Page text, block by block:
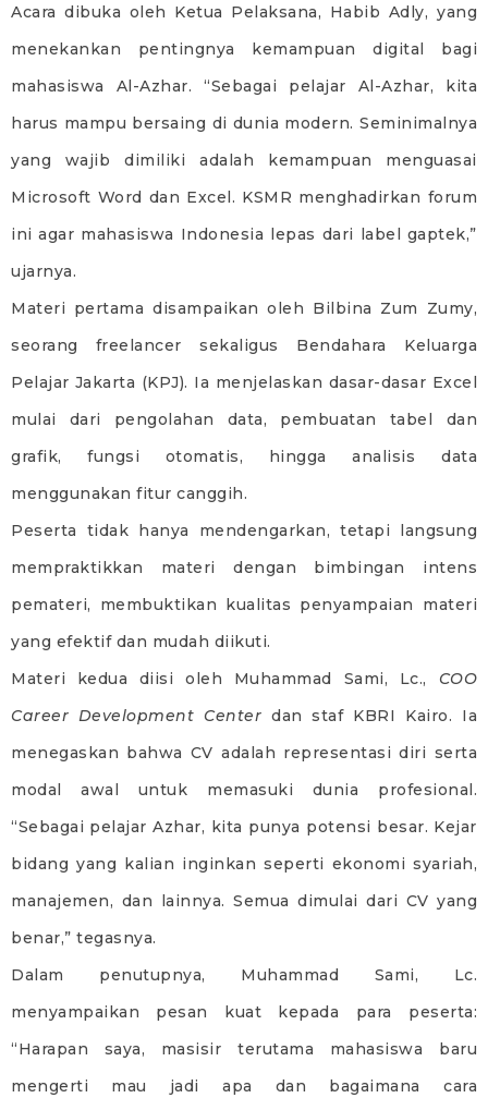
Acara dibuka oleh Ketua Pelaksana, Habib Adly, yang
menekankan pentingnya kemampuan digital bagi
mahasiswa Al-Azhar. “Sebagai pelajar Al-Azhar, kita
harus mampu bersaing di dunia modern. Seminimalnya
yang wajib dimiliki adalah kemampuan menguasai
Microsoft Word dan Excel. KSMR menghadirkan forum
ini agar mahasiswa Indonesia lepas dari label gaptek,”
ujarnya.
Materi pertama disampaikan oleh Bilbina Zum Zumy,
seorang freelancer sekaligus Bendahara Keluarga
Pelajar Jakarta (KPJ). Ia menjelaskan dasar-dasar Excel
mulai dari pengolahan data, pembuatan tabel dan
grafik, fungsi otomatis, hingga analisis data
menggunakan fitur canggih.
Peserta tidak hanya mendengarkan, tetapi langsung
mempraktikkan materi dengan bimbingan intens
pemateri, membuktikan kualitas penyampaian materi
yang efektif dan mudah diikuti.
Materi kedua diisi oleh Muhammad Sami, Lc., COO
Career Development Center dan staf KBRI Kairo. Ia
menegaskan bahwa CV adalah representasi diri serta
modal awal untuk memasuki dunia profesional.
“Sebagai pelajar Azhar, kita punya potensi besar. Kejar
bidang yang kalian inginkan seperti ekonomi syariah,
manajemen, dan lainnya. Semua dimulai dari CV yang
benar,” tegasnya.
Dalam penutupnya, Muhammad Sami, Lc.
menyampaikan pesan kuat kepada para peserta:
“Harapan saya, masisir terutama mahasiswa baru
mengerti mau jadi apa dan bagaimana cara